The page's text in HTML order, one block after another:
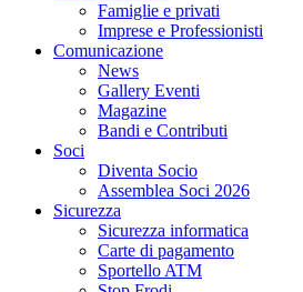
Famiglie e privati
Imprese e Professionisti
Comunicazione
News
Gallery Eventi
Magazine
Bandi e Contributi
Soci
Diventa Socio
Assemblea Soci 2026
Sicurezza
Sicurezza informatica
Carte di pagamento
Sportello ATM